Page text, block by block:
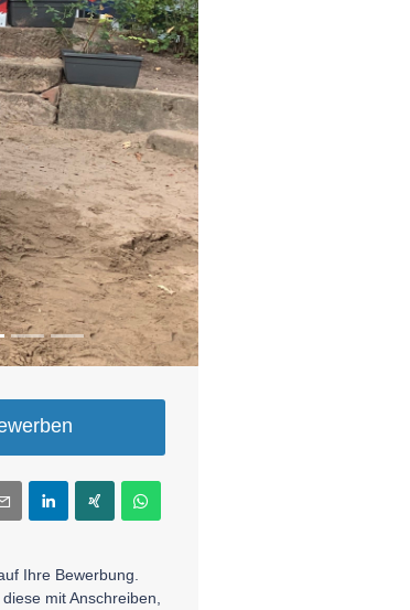
Ihre Bewerbung.
mit Anschreiben,